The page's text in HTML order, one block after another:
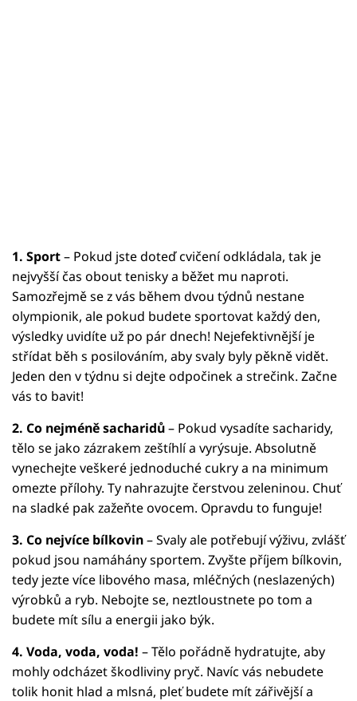
1. Sport– Pokud jste doteď cvičení odkládala, tak je
nejvyšší čas obout tenisky a běžet mu naproti.
Samozřejmě se z vás během dvou týdnů nestane
olympionik, ale pokud budete sportovat každý den,
výsledky uvidíte už po pár dnech! Nejefektivnější je
střídat běh s posilováním, aby svaly byly pěkně vidět.
Jeden den v týdnu si dejte odpočinek a strečink. Začne
vás to bavit!
2. Co nejméně sacharidů– Pokud vysadíte sacharidy,
tělo se jako zázrakem zeštíhlí a vyrýsuje. Absolutně
vynechejte veškeré jednoduché cukry a na minimum
omezte přílohy. Ty nahrazujte čerstvou zeleninou. Chuť
na sladké pak zažeňte ovocem. Opravdu to funguje!
3. Co nejvíce bílkovin– Svaly ale potřebují výživu, zvlášť
pokud jsou namáhány sportem. Zvyšte příjem bílkovin,
tedy jezte více libového masa, mléčných (neslazených)
výrobků a ryb. Nebojte se, neztloustnete po tom a
budete mít sílu a energii jako býk.
4. Voda, voda, voda! – Tělo pořádně hydratujte, aby
mohly odcházet škodliviny pryč. Navíc vás nebudete
tolik honit hlad a mlsná, pleť budete mít zářivější a